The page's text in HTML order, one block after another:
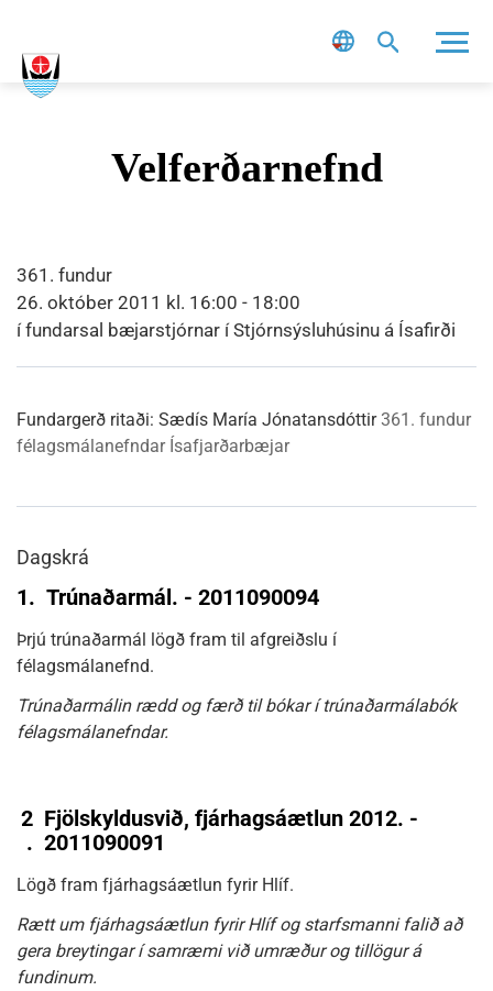
Velferðarnefnd
361. fundur
26. október 2011 kl. 16:00 - 18:00
í fundarsal bæjarstjórnar í Stjórnsýsluhúsinu á Ísafirði
Fundargerð ritaði: Sædís María Jónatansdóttir 361. fundur
félagsmálanefndar Ísafjarðarbæjar
Dagskrá
1. Trúnaðarmál. - 2011090094
Þrjú trúnaðarmál lögð fram til afgreiðslu í
félagsmálanefnd.
Trúnaðarmálin rædd og færð til bókar í trúnaðarmálabók
félagsmálanefndar.
2
.
Fjölskyldusvið, fjárhagsáætlun 2012. -
2011090091
Lögð fram fjárhagsáætlun fyrir Hlíf.
Rætt um fjárhagsáætlun fyrir Hlíf og starfsmanni falið að
gera breytingar í samræmi við umræður og tillögur á
fundinum.